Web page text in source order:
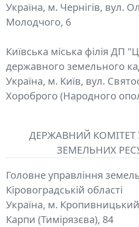
Україна, м. Чернігів, вул.
Молодчого, 6
Київська міська філія ДП
державного земельного
Україна, м. Київ, вул.
Хороброго (Народного
ДЕРЖАВНИЙ КОМІТЕТ
ЗЕМЕЛЬНИХ
Головне управління
Кіровоградській області
Україна, м.
Карпи (Тимірязєва), 84